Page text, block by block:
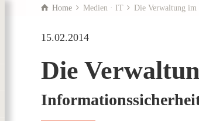
Home Medien · IT Die Verwaltung
15.02.2014
Die